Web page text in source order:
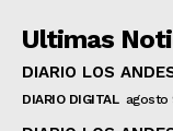
Ultimas
DIARIO LOS
DIARIO DIGITAL agosto